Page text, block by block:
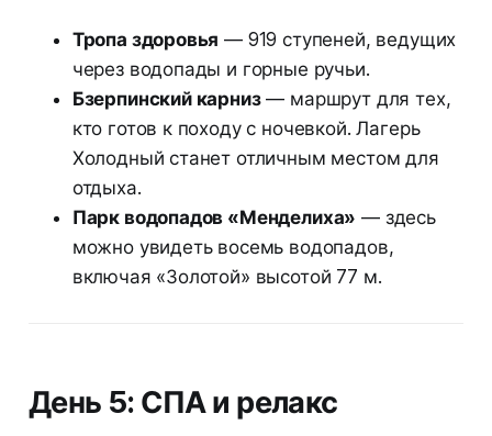
Тропа здоровья — 919 ступеней, ведущих
через водопады и горные ручьи.
Бзерпинский карниз— маршрут для тех,
кто готов к походу с ночевкой. Лагерь
Холодный станет отличным местом для
отдыха.
Парк водопадов «Менделиха» — здесь
можно увидеть восемь водопадов,
включая «Золотой» высотой 77 м.
День 5: СПА и релакс